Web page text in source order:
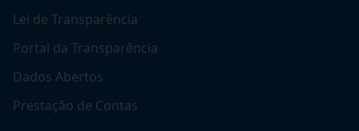
Lei de Transparência
Portal da Transparência
Dados Abertos
Prestação de Contas